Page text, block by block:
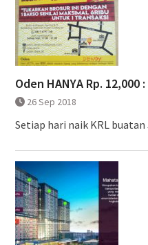
Oden HANYA Rp.
26 Sep 2018
Setiap hari naik KRL